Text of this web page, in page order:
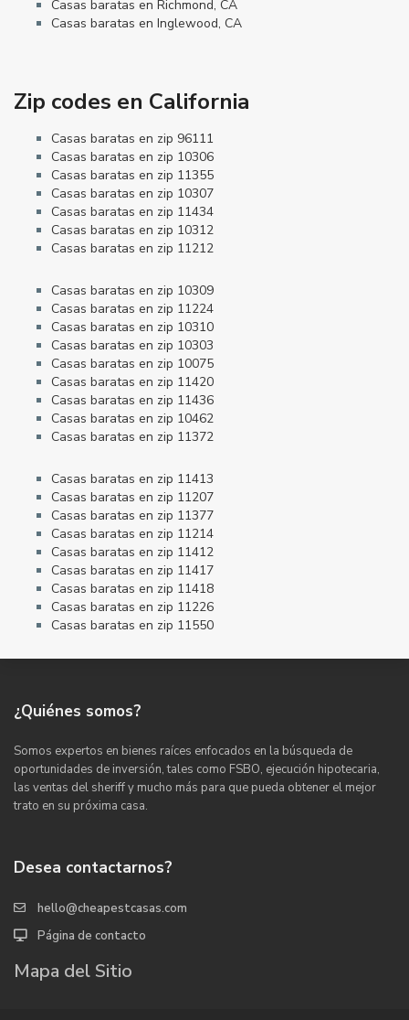
Casas baratas en Richmond, CA
Casas baratas en Inglewood, CA
Zip codes en California
Casas baratas en zip 96111
Casas baratas en zip 10306
Casas baratas en zip 11355
Casas baratas en zip 10307
Casas baratas en zip 11434
Casas baratas en zip 10312
Casas baratas en zip 11212
Casas baratas en zip 10309
Casas baratas en zip 11224
Casas baratas en zip 10310
Casas baratas en zip 10303
Casas baratas en zip 10075
Casas baratas en zip 11420
Casas baratas en zip 11436
Casas baratas en zip 10462
Casas baratas en zip 11372
Casas baratas en zip 11413
Casas baratas en zip 11207
Casas baratas en zip 11377
Casas baratas en zip 11214
Casas baratas en zip 11412
Casas baratas en zip 11417
Casas baratas en zip 11418
Casas baratas en zip 11226
Casas baratas en zip 11550
¿Quiénes somos?
Somos expertos en bienes raíces enfocados en la búsqueda de
oportunidades de inversión, tales como FSBO, ejecución hipotecaria,
las ventas del sheriff y mucho más para que pueda obtener el mejor
trato en su próxima casa.
Desea contactarnos?
hello@cheapestcasas.com
Página de contacto
Mapa del Sitio